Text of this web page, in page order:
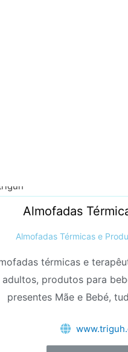
Almofadas
Almofadas Térmicas e
térmicas e
adultos, produtos para
presentes Mãe e Bebé,